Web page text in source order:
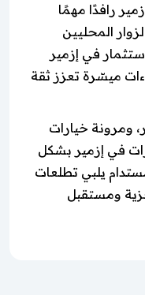
رافدًا مهمًا
المحليين
في إزمير
ميسّرة تعزز ثقة
ومرونة خيارات
في إزمير بشكل
يلبي تطلعات
ومستقبل